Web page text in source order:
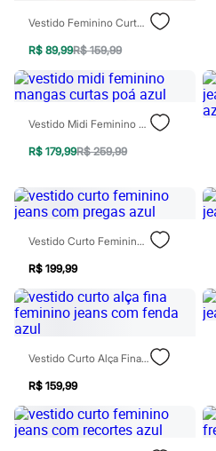
Casacos e Jaquetas
Jeans
Moda esportiva
Shorts e Saias
Vestidos
Masculino
Dia dos Pais
Inverno
Novidades
Bermudas
Camisas
Calças
Camisetas e Regatas
Jeans
Polos
Acessórios
Bolsas e Mochilas
Chapéus e Bonés
Cintos
Carteiras
Óculos
Relógios
Calçados
Botas
Vestido Feminino Curto Laço Frontal Jeans Azul
R$ 89,99R$ 159,99
Vestido Midi Feminino Mangas Curtas Poá Azul
R$ 179,99R$ 259,99
Vestido Curto Feminino Jeans Com Pregas Azul
R$ 199,99
Vestido Curto Alça Fina Feminino Jeans Com Fenda Azul
R$ 159,99